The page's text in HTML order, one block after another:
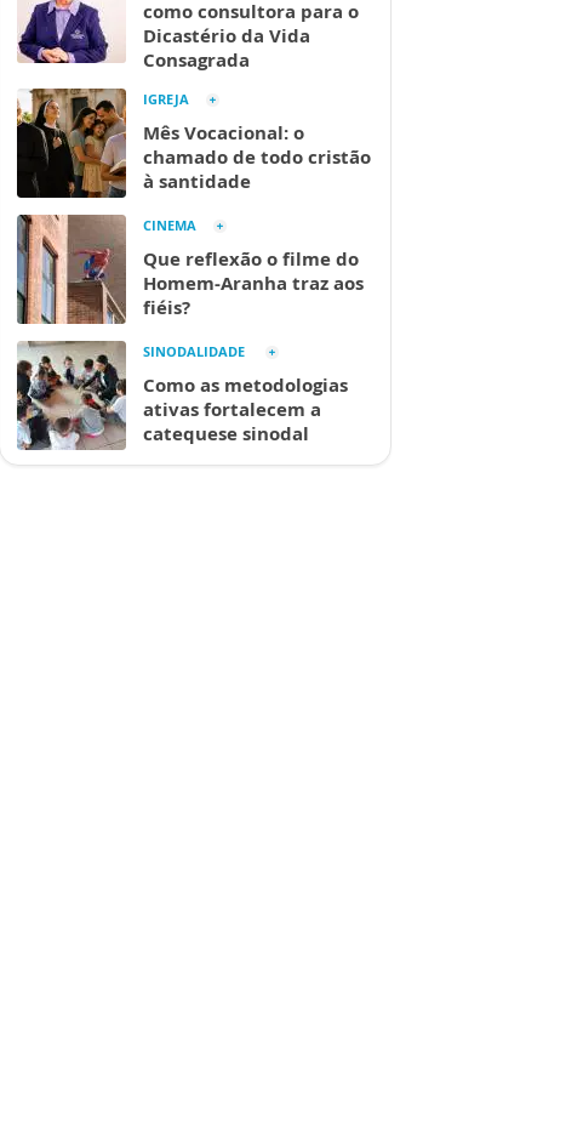
como consultora para o
Dicastério da Vida
Consagrada
IGREJA
Mês Vocacional: o
chamado de todo cristão
à santidade
CINEMA
Que reflexão o filme do
Homem-Aranha traz aos
fiéis?
SINODALIDADE
Como as metodologias
ativas fortalecem a
catequese sinodal